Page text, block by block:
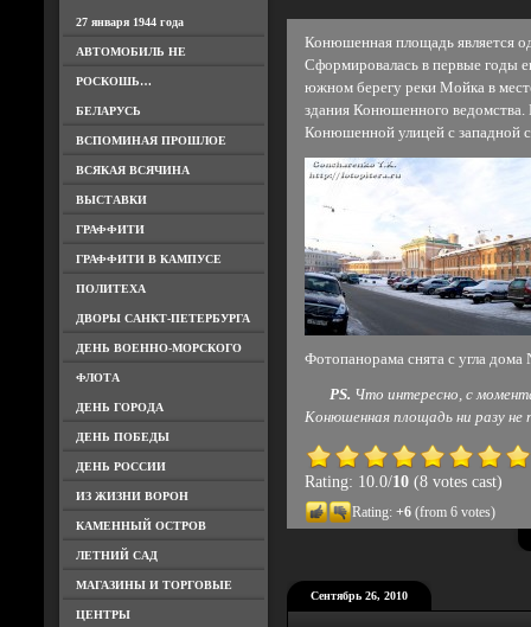
27 января 1944 года
АВТОМОБИЛЬ НЕ
РОСКОШЬ…
БЕЛАРУСЬ
ВСПОМИНАЯ ПРОШЛОЕ
ВСЯКАЯ ВСЯЧИНА
ВЫСТАВКИ
ГРАФФИТИ
ГРАФФИТИ В КАМПУСЕ
ПОЛИТЕХА
ДВОРЫ САНКТ-ПЕТЕРБУРГА
ДЕНЬ ВОЕННО-МОРСКОГО
ФЛОТА
ДЕНЬ ГОРОДА
ДЕНЬ ПОБЕДЫ
ДЕНЬ РОССИИ
ИЗ ЖИЗНИ ВОРОН
КАМЕННЫЙ ОСТРОВ
ЛЕТНИЙ САД
МАГАЗИНЫ И ТОРГОВЫЕ
ЦЕНТРЫ
Конюшенная площадь является
Сформировалась в первые годы
южном берегу реки Мойка в
здания Конюшенного
Конюшенной улицей с западной
Фотопанорама снята с угла
PS. Что интересно, с
Конюшенная площадь ни разу не
Rating: 10.0/10(8 votes cast)
Rating: +6(from 6 votes)
Сентябрь 26, 2010